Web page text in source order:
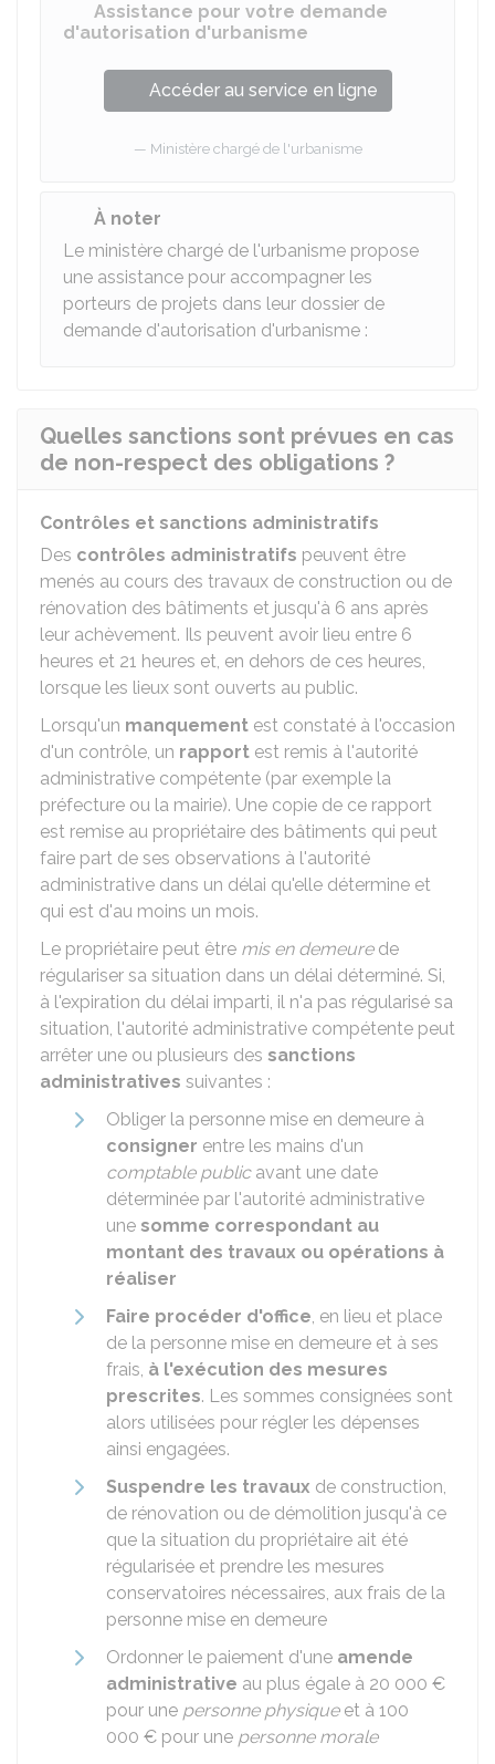
Assistance pour votre demande
d'autorisation d'urbanisme
Accéder au service en ligne
Ministère chargé de l'urbanisme
À noter
Le ministère chargé de l'urbanisme propose
une assistance pour accompagner les
porteurs de projets dans leur dossier de
demande d'autorisation d'urbanisme :
Quelles sanctions sont prévues en cas
de non-respect des obligations ?
Contrôles et sanctions administratifs
Des contrôles administratifs peuvent être
menés au cours des travaux de construction ou de
rénovation des bâtiments et jusqu'à 6 ans après
leur achèvement. Ils peuvent avoir lieu entre 6
heures et 21 heures et, en dehors de ces heures,
lorsque les lieux sont ouverts au public.
Lorsqu'un manquement est constaté à l'occasion
d'un contrôle, un rapport est remis à l'autorité
administrative compétente (par exemple la
préfecture ou la mairie). Une copie de ce rapport
est remise au propriétaire des bâtiments qui peut
faire part de ses observations à l'autorité
administrative dans un délai qu'elle détermine et
qui est d'au moins un mois.
Le propriétaire peut être mis en demeurede
régulariser sa situation dans un délai déterminé. Si,
à l'expiration du délai imparti, il n'a pas régularisé sa
situation, l'autorité administrative compétente peut
arrêter une ou plusieurs des sanctions
administratives suivantes :
Obliger la personne mise en demeure à
consigner entre les mains d'un
comptable publicavant une date
déterminée par l'autorité administrative
une somme correspondant au
montant des travaux ou opérations à
réaliser
Faire procéder d'office, en lieu et place
de la personne mise en demeure et à ses
frais, à l'exécution des mesures
prescrites. Les sommes consignées sont
alors utilisées pour régler les dépenses
ainsi engagées.
Suspendre les travaux de construction,
de rénovation ou de démolition jusqu'à ce
que la situation du propriétaire ait été
régularisée et prendre les mesures
conservatoires nécessaires, aux frais de la
personne mise en demeure
Ordonner le paiement d'une amende
administrative au plus égale à 20 000 €
pour une personne physiqueet à 100
000 € pour une personne morale